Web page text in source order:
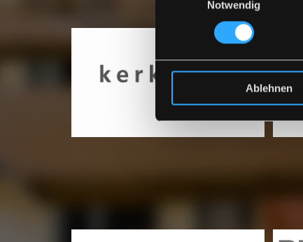
Notwendig
Ablehnen